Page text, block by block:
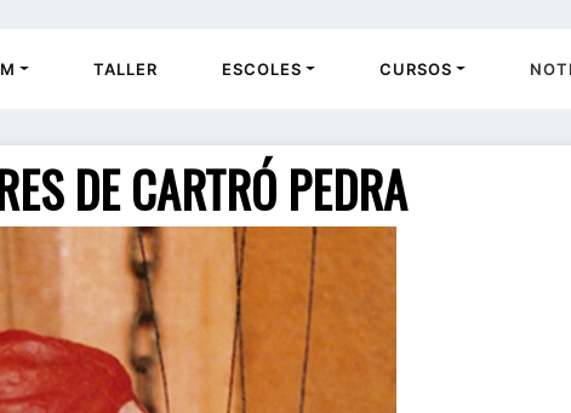
TALLER ESCOLES CURSOS
DE CARTRÓ PEDRA